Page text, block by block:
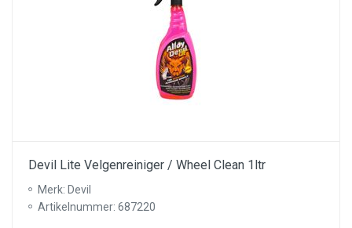
Devil Lite Velgenreiniger / Wheel Clean 1ltr
Merk: Devil
Artikelnummer: 687220